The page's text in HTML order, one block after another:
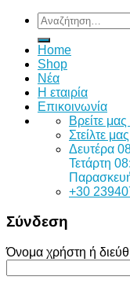
Αναζήτηση
για:
Home
Shop
Νέα
Η εταιρία
Επικοινωνία
Bρείτε
Στείλτε
Δευτέρα
Τετάρτη
+30
Σύνδεση
Όνομα χρήστη ή